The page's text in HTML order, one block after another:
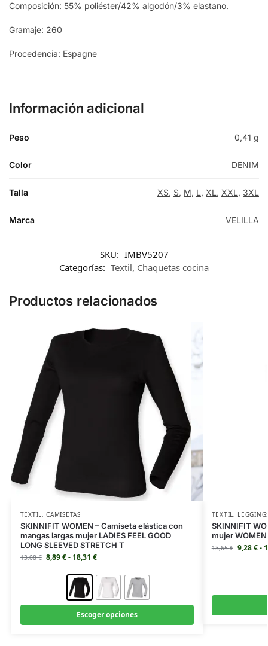
Composición: 55% poliéster/42% algodón/3% elastano.
Gramaje: 260
Procedencia: Espagne
Información adicional
Peso 0,41 g
Color DENIM
Talla XS, S, M, L, XL, XXL, 3XL
Marca VELILLA
SKU: IMBV5207
Categorías: Textil, Chaquetas cocina
Productos relacionados
TEXTIL,CAMISETAS
SKINNIFIT WOMEN – Camiseta elástica con
mangas largas mujer LADIES FEEL GOOD
LONG SLEEVED STRETCH T
13,08€ 8,89€- 18,31 €
Escoger opciones
TEXTIL,
SKINNIFIT
mujer
13,65€ 9,28€-